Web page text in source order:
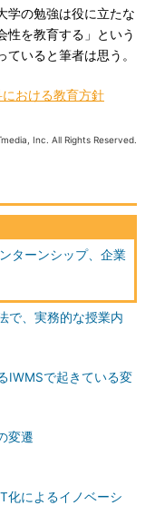
学の勉強は役に立たな
性を教育する」という
いると筆者は思う。
おける教育方針
Inc. All Rights Reserved.
ターンシップ、企業
で、実務的な授業内
IWMSで起きている変
変遷
化によるイノベーシ